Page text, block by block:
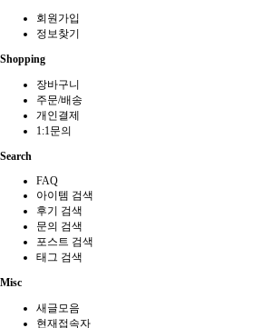
회원가입
정보찾기
Shopping
장바구니
주문/배송
개인결제
1:1문의
Search
FAQ
아이템 검색
후기 검색
문의 검색
포스트 검색
태그 검색
Misc
새글모음
현재접속자